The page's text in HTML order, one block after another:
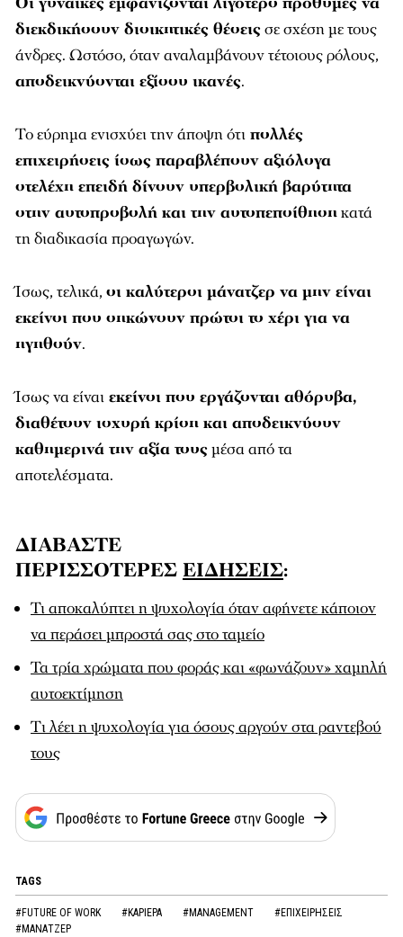
διεκδικήσουν διοικητικές θέσειςσε σχέση με τους
άνδρες. Ωστόσο, όταν αναλαμβάνουν τέτοιους ρόλους,
αποδεικνύονται εξίσου ικανές.
Το εύρημα ενισχύει την άποψη ότι πολλές
επιχειρήσεις ίσως παραβλέπουν αξιόλογα
στελέχη επειδή δίνουν υπερβολική βαρύτητα
στην αυτοπροβολή και την αυτοπεποίθησηκατά
τη διαδικασία προαγωγών.
Ίσως, τελικά, οι καλύτεροι μάνατζερ να μην είναι
εκείνοι που σηκώνουν πρώτοι το χέρι για να
ηγηθούν.
Ίσως να είναι εκείνοι που εργάζονται αθόρυβα,
διαθέτουν ισχυρή κρίση και αποδεικνύουν
καθημερινά την αξία τουςμέσα από τα
αποτελέσματα.
ΔΙΑΒΑΣΤΕ
ΠΕΡΙΣΣΟΤΕΡΕΣ ΕΙΔΗΣΕΙΣ:
Τι αποκαλύπτει η ψυχολογία όταν αφήνετε κάποιον
να περάσει μπροστά σας στο ταμείο
Τα τρία χρώματα που φοράς και «φωνάζουν» χαμηλή
αυτοεκτίμηση
Tι λέει η ψυχολογία για όσους αργούν στα ραντεβού
τους
TAGS
#FUTURE OF WORK #ΚΑΡΙΕΡΑ #MANAGEMENT
#ΕΠΙΧΕΙΡΗΣΕΙΣ
#ΜΑΝΑΤΖΕΡ